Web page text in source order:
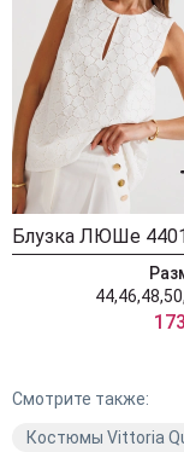
Смотрите также:
Костюмы Vittoria